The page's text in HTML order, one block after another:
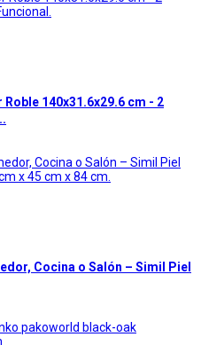
140x31.6x29.6 cm - 2
Cocina o Salón – Simil Piel